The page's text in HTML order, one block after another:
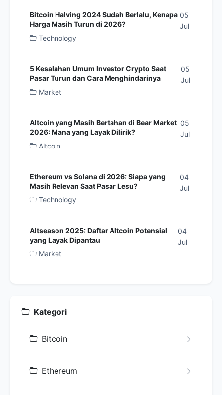
Bitcoin Halving 2024 Sudah Berlalu, Kenapa
Harga Masih Turun di 2026?
05
Jul
Technology
5 Kesalahan Umum Investor Crypto Saat
Pasar Turun dan Cara Menghindarinya
05
Jul
Market
Altcoin yang Masih Bertahan di Bear Market
2026: Mana yang Layak Dilirik?
05
Jul
Altcoin
Ethereum vs Solana di 2026: Siapa yang
Masih Relevan Saat Pasar Lesu?
04
Jul
Technology
Altseason 2025: Daftar Altcoin Potensial
yang Layak Dipantau
04
Jul
Market
Kategori
Bitcoin
Ethereum